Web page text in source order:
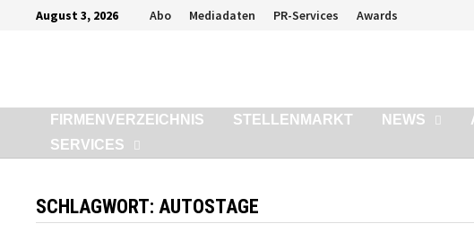
ZurückAugust 3, 2026 Abo Mediadaten PR-Services Awards
FIRMENVERZEICHNIS STELLENMARKT NEWS
SERVICES
SCHLAGWORT:AUTOSTAGE